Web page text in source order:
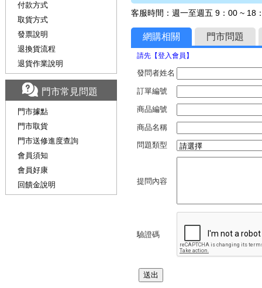
客服時間：週一至週五 9：00 ~ 18
網購相關 門市問題
請先【登入會員】
發問者姓名
訂單編號
商品編號
商品名稱
問題類型
提問內容
驗證碼
付款方式
取貨方式
發票說明
退換貨流程
退貨作業說明
門市常見問題
門市據點
門市取貨
門市送修進度查詢
會員須知
會員好康
回饋金說明